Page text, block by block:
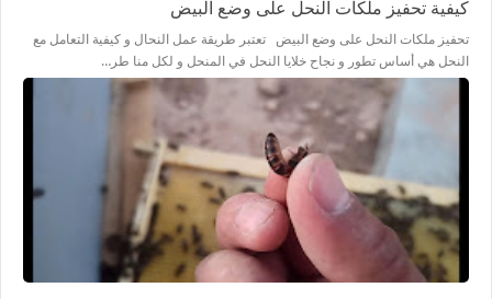
كيفية تحفيز ملكات النحل على وضع البيض
تحفيز ملكات النحل على وضع البيض تعتبر طريقة عمل النحال و كيفية التعامل مع
النحل هي أساس تطور و نجاح خلايا النحل في المنحل و لكل منا طر…